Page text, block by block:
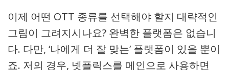
이제 어떤 OTT 종류를 선택해야 할지 대략적인
그림이 그려지시나요? 완벽한 플랫폼은 없습니
다. 다만, ‘나에게 더 잘 맞는’ 플랫폼이 있을 뿐이
죠. 저의 경우, 넷플릭스를 메인으로 사용하면